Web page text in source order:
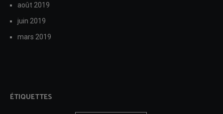
août 2019
juin 2019
mars 2019
ÉTIQUETTES